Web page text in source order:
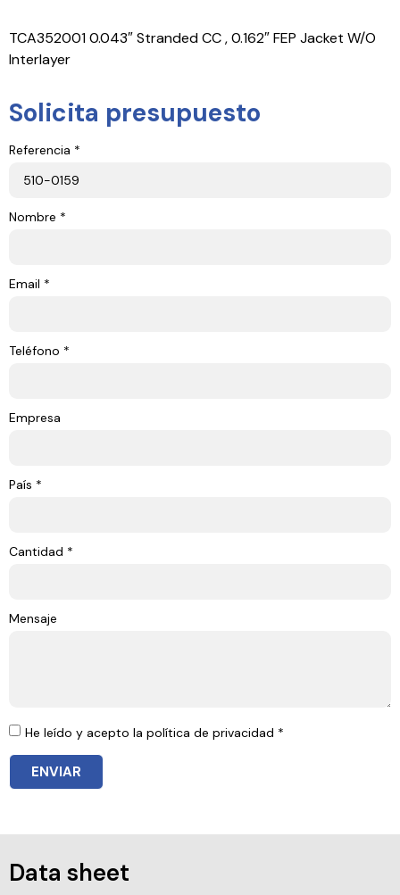
TCA352001 0.043″ Stranded CC , 0.162″ FEP Jacket W/O
Interlayer
Solicita presupuesto
Referencia *
Nombre *
Email *
Teléfono *
Empresa
País *
Cantidad *
Mensaje
He leído y acepto la política de privacidad *
ENVIAR
Data sheet